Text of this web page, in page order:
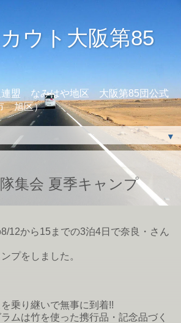
ウト大阪第85
連盟 なみはや地区 大阪第85団公式
旭区）
▼
集会 夏季キャンプ
12から15までの3泊4日で奈良・さん
プをしました。
乗り継いで無事に到着!!
ムは竹を使った携行品・記念品づく